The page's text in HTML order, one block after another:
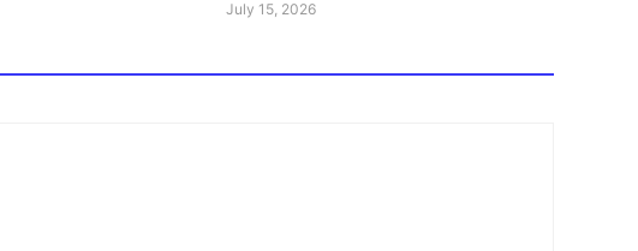
July 15, 2026